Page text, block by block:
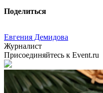
Поделиться
Евгения Демидова
Журналист
Присоединяйтесь к Event.ru